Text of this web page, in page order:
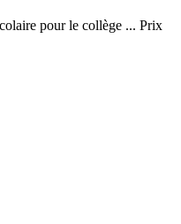
pour le collège ... Prix